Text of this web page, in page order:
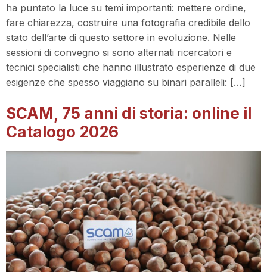
ha puntato la luce su temi importanti: mettere ordine,
fare chiarezza, costruire una fotografia credibile dello
stato dell’arte di questo settore in evoluzione. Nelle
sessioni di convegno si sono alternati ricercatori e
tecnici specialisti che hanno illustrato esperienze di due
esigenze che spesso viaggiano su binari paralleli: […]
SCAM, 75 anni di storia: online il
Catalogo 2026